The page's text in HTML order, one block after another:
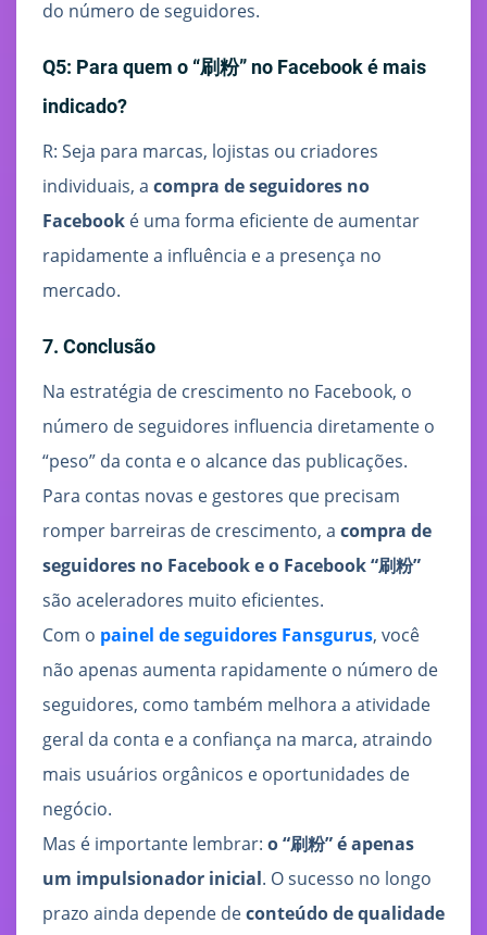
do número de seguidores.
Q5: Para quem o “刷粉” no Facebook é mais
indicado?
R: Seja para marcas, lojistas ou criadores
individuais, a compra de seguidores no
Facebook é uma forma eficiente de aumentar
rapidamente a influência e a presença no
mercado.
7. Conclusão
Na estratégia de crescimento no Facebook, o
número de seguidores influencia diretamente o
“peso” da conta e o alcance das publicações.
Para contas novas e gestores que precisam
romper barreiras de crescimento, a compra de
seguidores no Facebook e o Facebook “刷粉”
são aceleradores muito eficientes.
Com o painel de seguidores Fansgurus, você
não apenas aumenta rapidamente o número de
seguidores, como também melhora a atividade
geral da conta e a confiança na marca, atraindo
mais usuários orgânicos e oportunidades de
negócio.
Mas é importante lembrar: o “刷粉” é apenas
um impulsionador inicial. O sucesso no longo
prazo ainda depende deconteúdo de qualidade